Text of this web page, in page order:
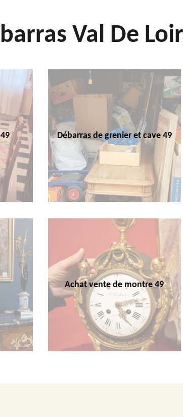
Val De
Débarras de grenier et cave 49
Achat vente de montre 49